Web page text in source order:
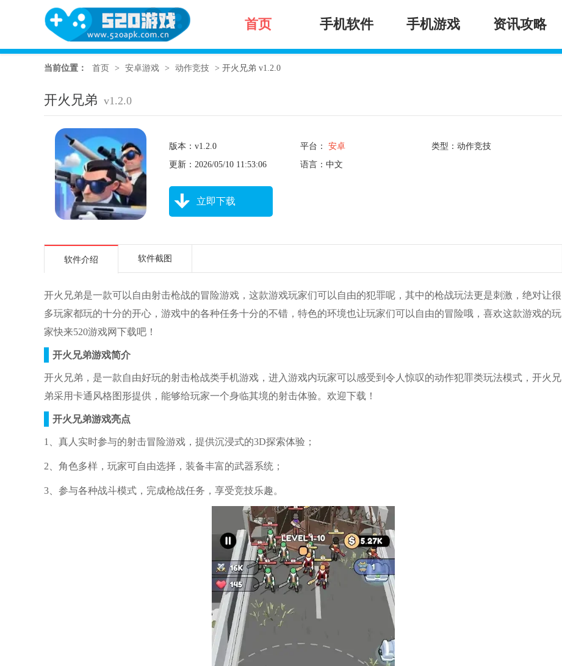
首页 手机软件 手机游戏 资讯攻略
当前位置： 首页 > 安卓游戏 > 动作竞技 > 开火兄弟 v1.2.0
开火兄弟 v1.2.0
版本：v1.2.0 平台： 安卓
类型：动作竞技
更新：2026/05/10 11:53:06
语言：中文
立即下载
软件介绍 软件截图
开火兄弟是一款可以自由射击枪战的冒险游戏，这款游戏玩家们可以自由的犯罪呢，其中的枪战玩法更是刺激，绝对让很
多玩家都玩的十分的开心，游戏中的各种任务十分的不错，特色的环境也让玩家们可以自由的冒险哦，喜欢这款游戏的玩
家快来520游戏网下载吧！
开火兄弟游戏简介
开火兄弟，是一款自由好玩的射击枪战类手机游戏，进入游戏内玩家可以感受到令人惊叹的动作犯罪类玩法模式，开火兄
弟采用卡通风格图形提供，能够给玩家一个身临其境的射击体验。欢迎下载！
开火兄弟游戏亮点
1、真人实时参与的射击冒险游戏，提供沉浸式的3D探索体验；
2、角色多样，玩家可自由选择，装备丰富的武器系统；
3、参与各种战斗模式，完成枪战任务，享受竞技乐趣。